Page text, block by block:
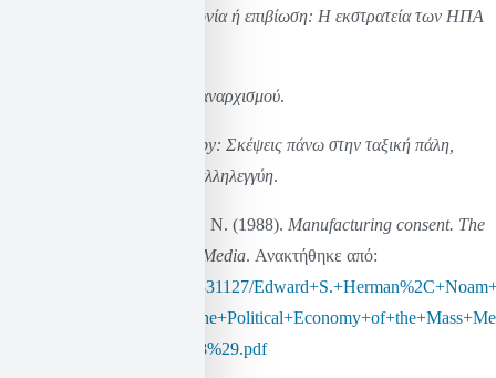
Ηγεμονία ή επιβίωση: Η εκστρατεία των ΗΠΑ
αναρχισμού.
Occupy: Σκέψεις πάνω στην ταξική πάλη,
στην επανάσταση και στην αλληλεγγύη.
Herman, E. S., & Chomsky, N. (1988). Manufacturing consent. The
Political Economy of Mass Media. Ανακτήθηκε από:
https://we.riseup.net/assets/331127/
Pantheon+Books+%281988%29.pdf